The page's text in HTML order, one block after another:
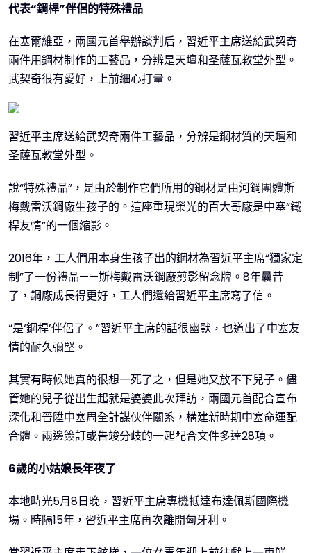
代表“鋼桿”伴侶的特殊禮品
在塞爾維亞，兩國元首舉辦談判后，習近平主席送給武契奇
兩件用鋼材制作的工藝品，分辨是天壇和圣薩瓦教堂外型。
武契奇很有愛好，上前細心打量。
習近平主席送給武契奇兩件工藝品，分辨是鋼材質的天壇和
圣薩瓦教堂外型。
說“特殊禮品”，是由於制作它們所用的鋼材是由河鋼團體斯
梅戴雷沃鋼廠生孩子的。這座重現榮光的百大哥廠是中塞“鐵
桿友情”的一個縮影。
2016年，工人們用本身生孩子出的鋼材為習近平主席“獨家定
制”了一份禮品——斯梅戴雷沃鋼廠剪影留念牌。8年曩昔
了，鋼廠成長得更好，工人們還給習近平主席寫了信。
“是‘鋼桿’伴侶了。”習近平主席的話很幽默，也道出了中塞友
情的耐久彌堅。
其實有時候她真的很想一死了之，但是她又放不下兒子。儘
管她的兒子從出生起就是婆婆此次拜訪，兩國元首配合宣布
深化和晉陞中塞周全計謀伙伴關系，構建新時期中塞命運配
合體。兩邊簽訂或告竣分歧的一起配合文件多達28項。
6歲的小姑娘長年夜了
本地時光5月8日晚，習近平主席專機抵達布達佩斯國際機
場。時隔15年，習近平主席再次離開匈牙利。